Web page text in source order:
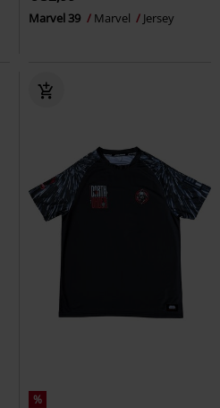
Marvel 39 Marvel Jersey
%